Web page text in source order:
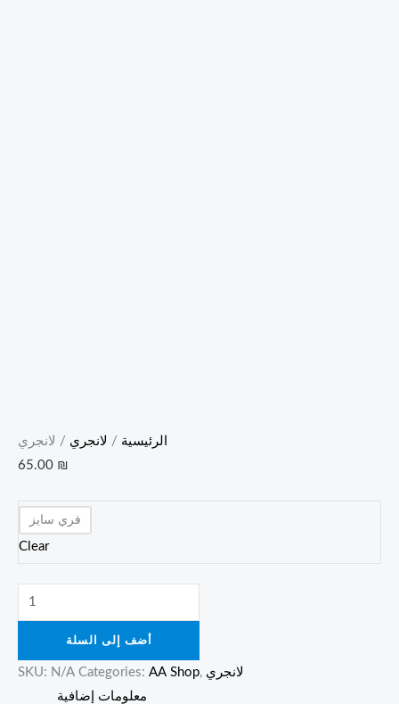
الرئيسية / لانجري / لانجري
65.00 ₪
فري سايز
Clear
أضف إلى السلة
SKU: N/A Categories: AA Shop, لانجري
معلومات إضافية